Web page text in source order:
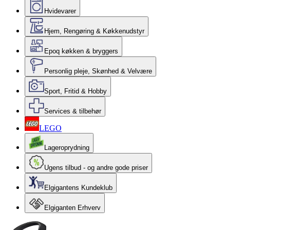
Hvidevarer
Hjem, Rengøring & Køkkenudstyr
Epoq køkken & bryggers
Personlig pleje, Skønhed & Velvære
Sport, Fritid & Hobby
Services & tilbehør
LEGO
Lageroprydning
Ugens tilbud - og andre gode priser
Elgigantens Kundeklub
Elgiganten Erhverv